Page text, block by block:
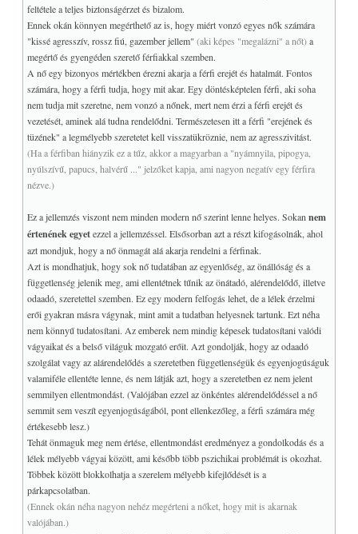
Bardon jövendölései
A Biblia csodája
♥A szexualitás
♥Az Énekek éneke titkai
Propaganda és a bálványok
A tanulás algoritmusa
A szombat és a hallgatás
♥Az univerzális vallás
A következetlenség
MISZTIKA & MÁGIA+
TAROT+
LINKEK, Download
I-CHING+
TUDATOSSÁG, IQ/EQ+
COVID+
MY WEB GO+
feltétele a teljes biztonságérzet és bizalom.
Ennek okán könnyen megérthető az is, hogy miért vonzó egyes nők számára
"kissé agresszív, rossz fiú, gazember jellem"(aki képes "megalázni" a nőt)a
megértő és gyengéden szerető férfiakkal szemben.
A nő egy bizonyos mértékben érezni akarja a férfi erejét és hatalmát. Fontos
számára, hogy a férfi tudja, hogy mit akar. Egy döntésképtelen férfi, aki soha
nem tudja mit szeretne, nem vonzó a nőnek, mert nem érzi a férfi erejét és
vezetését, aminek alá tudna rendelődni. Természetesen itt a férfi "erejének és
tüzének" a legmélyebb szeretetet kell visszatükröznie, nem az agresszivitást.
(Ha a férfiban hiányzik ez a tűz, akkor a magyarban a "nyámnyila, pipogya,
nyúlszívű, papucs, halvérű ..." jelzőket kapja, ami nagyon negatív egy férfira
nézve.)
Ez a jellemzés viszont nem minden modern nő szerint lenne helyes. Sokannem
értenének egyetezzel a jellemzéssel. Elsősorban azt a részt kifogásolnák, ahol
azt mondjuk, hogy a nő önmagát alá akarja rendelni a férfinak.
Azt is mondhatjuk, hogy sok nő tudatában az egyenlőség, az önállóság és a
függetlenség jelenik meg, ami ellentétnek tűnik az önátadó, alérendelődő, illetve
odaadó, szeretettel szemben. Ez egy modern felfogás lehet, de a lélek érzelmi
erői gyakran másra vágynak, mint amit a tudatban helyesnek tartunk. Ezt néha
nem könnyű tudatosítani. Az emberek nem mindig képesek tudatosítani valódi
vágyaikat és a belső világuk mozgató erőit. Azt gondolják, hogy az odaadó
szolgálat vagy az alárendelődés a szeretetben függetlenségük és egyenjogúságuk
valamiféle ellentéte lenne, és nem látják azt, hogy a szeretetben ez nem jelent
semmilyen ellentmondást. (Valójában ezzel az önkéntes alérendelődéssel a nő
semmit sem veszít egyenjogúságából, pont ellenkezőleg, a férfi számára még
értékesebb lesz.)
Tehát önmaguk meg nem értése, ellentmondást eredményez a gondolkodás és a
lélek mélyebb vágyai között, ami később több pszichikai problémát is okozhat.
Többek között blokkolhatja a szerelem mélyebb kifejlődését is a
párkapcsolatban.
(Ennek okán néha nagyon nehéz megérteni a nőket, hogy mit is akarnak
valójában.)